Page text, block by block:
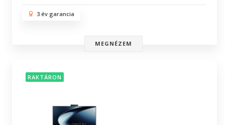
3 év garancia
MEGNÉZEM
RAKTÁRON